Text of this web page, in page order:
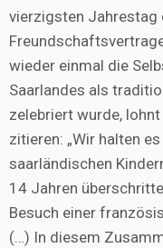
vierzigsten
wieder einmal die
Saarlandes als
zelebriert wurde,
zitieren: „Wir halten
saarländischen
14 Jahren
Besuch einer
(…) In diesem